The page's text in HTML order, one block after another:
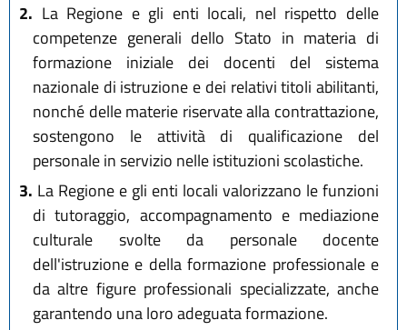
2. La Regione e gli enti locali, nel rispetto delle
competenze generali dello Stato in materia di
formazione iniziale dei docenti del sistema
nazionale di istruzione e dei relativi titoli abilitanti,
nonché delle materie riservate alla contrattazione,
sostengono le attività di qualificazione del
personale in servizio nelle istituzioni scolastiche.
3. La Regione e gli enti locali valorizzano le funzioni
di tutoraggio, accompagnamento e mediazione
culturale svolte da personale docente
dell'istruzione e della formazione professionale e
da altre figure professionali specializzate, anche
garantendo una loro adeguata formazione.